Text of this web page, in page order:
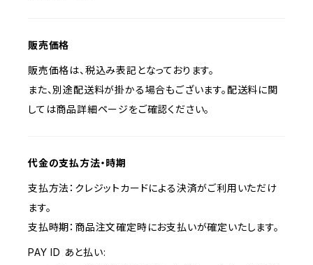
販売価格
販売価格は、税込み表記となっております。
また、別途配送料が掛かる場合もございます。配送料に関
しては商品詳細ページをご確認ください。
代金の支払方法・時期
支払方法：クレジットカードによる決済がご利用いただけ
ます。
支払時期：商品注文確定時にお支払いが確定いたします。
PAY ID あと払い: